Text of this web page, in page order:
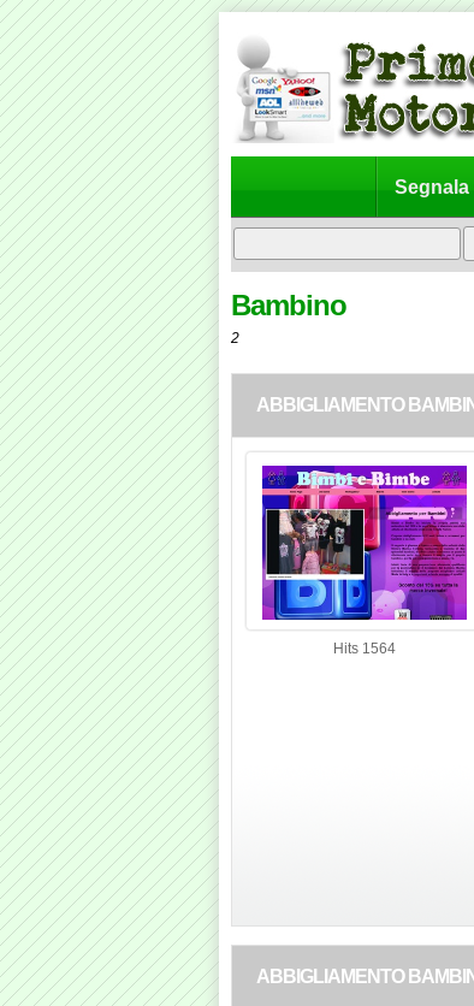
Segnala
Bambino
2
ABBIGLIAMENTO
Hits 1564
ABBIGLIAMENTO